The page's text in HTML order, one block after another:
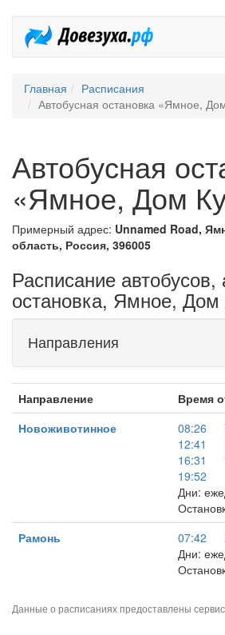
Главная
Расписания
Автобусная остановка «Ямное,
Автобусная
«Ямное, Дом
Примерный адрес: Unnamed Road,
область, Россия, 396005
Расписание автобусов,
остановка, Ямное, Дом
Направления
Направление
Время
Новоживотинное
08:26
12:41
16:31
19:52
Дни:
Рамонь
07:42
Дни:
Данные о расписаниях предоставлены